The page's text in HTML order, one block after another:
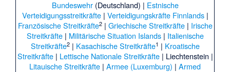
Bundeswehr(Deutschland) | Estnische
Verteidigungsstreitkräfte| Verteidigungskräfte Finnlands|
Französische Streitkräfte2| Griechische Streitkräfte| Irische
Streitkräfte| Militärische Situation Islands| Italienische
Streitkräfte2| Kasachische Streitkräfte1 | Kroatische
Streitkräfte| Lettische Nationale Streitkräfte| Liechtenstein |
Litauische Streitkräfte | Armee (Luxemburg) | Armed